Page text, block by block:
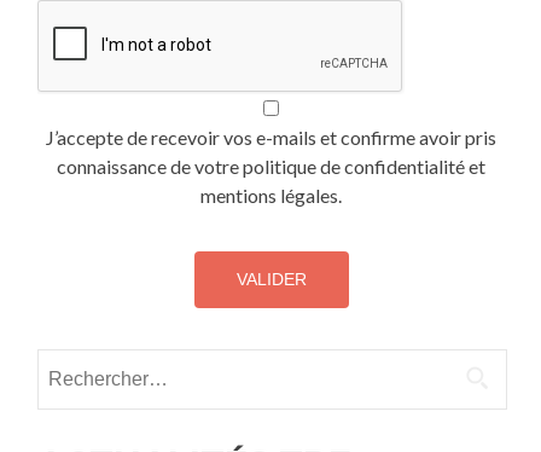
J’accepte de recevoir vos e-mails et confirme avoir pris
connaissance de votre politique de confidentialité et
mentions légales.